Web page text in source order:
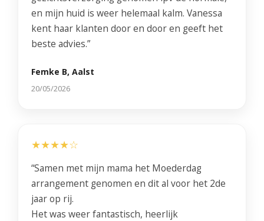
en mijn huid is weer helemaal kalm. Vanessa
kent haar klanten door en door en geeft het
beste advies.”
Femke B, Aalst
20/05/2026
★★★★☆
“Samen met mijn mama het Moederdag
arrangement genomen en dit al voor het 2de
jaar op rij.
Het was weer fantastisch, heerlijk